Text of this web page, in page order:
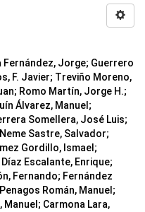
Fernández, Jorge; Guerrero
F. Javier; Treviño Moreno,
Romo Martín, Jorge H.;
Álvarez, Manuel;
Somellera, José Luis;
Sastre, Salvador;
Gordillo, Ismael;
Escalante, Enrique;
Fernando; Fernández
Román, Manuel;
Manuel; Carmona Lara,